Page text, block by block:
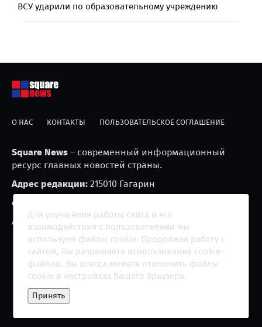
ВСУ ударили по образовательному учреждению
О НАС КОНТАКТЫ ПОЛЬЗОВАТЕЛЬСКОЕ СОГЛАШЕНИЕ
Square News – современный информационный
ресурс главных новостей страны.
Адрес редакции: 215010 Гагарин
e-mail:
Агрегатор новостей «Square news» (18+)
Copyright 2013 - ©
2026 All rights reserved | Сетевое
Для улучшения работы сайта и его
взаимодействия с пользователями мы
используем файлы cookie. Продолжая работу с
сайтом, Вы разрешаете использование cookie-
файлов. Вы всегда можете отключить файлы
cookie в настройках Вашего браузера.
Принять